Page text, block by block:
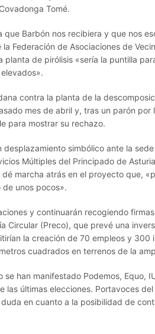
Tomé.
que Barbón nos recibiera y que nos
Federación de Asociaciones de
planta de pirólisis «sería la puntilla
contra la planta de la
mes de abril y, tras un parón
para mostrar su rechazo.
desplazamiento simbólico ante la
Múltiples del Principado de
marcha atrás en el proyecto que,
unos pocos».
y continuarán recogiendo
Circular (Preco), que prevé una
la creación de 70 empleos y 300
cuadrados en terrenos de la
han manifestado Podemos, Equo,
las últimas elecciones. Portavoces
en cuanto a la posibilidad de